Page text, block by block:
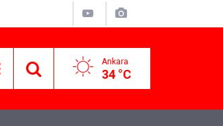
Ankara
34 °C